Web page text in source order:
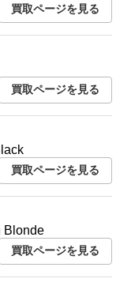
買取ページを見る
買取ページを見る
買取ページを見る
Blonde
買取ページを見る